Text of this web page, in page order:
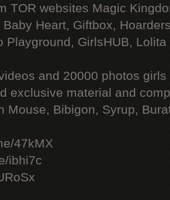
TOR websites Magic
Baby Heart, Giftbox,
Playground, GirlsHUB, Lolita
and 20000 photos
exclusive material and
Mouse, Bibigon, Syrup,
47kMX
ibhi7c